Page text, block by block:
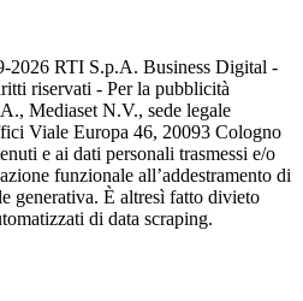
2026 RTI S.p.A. Business Digital -
riservati - Per la pubblicità
Mediaset N.V., sede legale
Viale Europa 46, 20093 Cologno
e ai dati personali trasmessi e/o
funzionale all’addestramento di
generativa. È altresì fatto divieto
di data scraping.